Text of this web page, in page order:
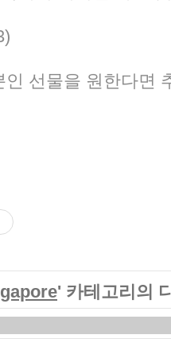
선물을 원한다면
' 카테고리의